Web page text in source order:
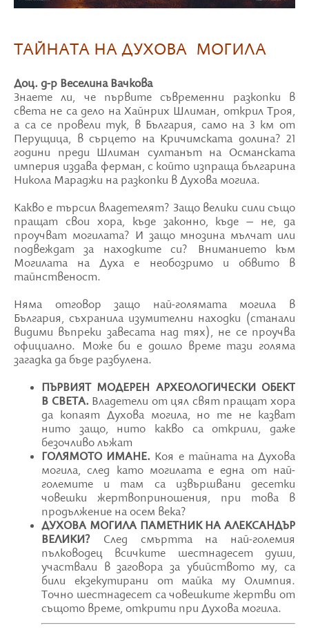
ТАЙНАТА НА ДУХОВА МОГИЛА
Доц. д-р Веселина Вачкова
Знаете ли, че първите съвременни разкопки в
света не са дело на Хайнрих Шлиман, открил Троя,
а са се провели тук, в България, само на 3 км от
Перущица, в сърцето на Кричимската долина? 21
години преди Шлиман султанът на Османската
империя издава ферман, с който изпраща българина
Никола Мараджи на разкопки в Духова могила.
Какво е търсил владетелят? Защо велики сили също
пращат свои хора, къде законно, къде – не, да
проучват могилата? И защо мнозина мълчат или
подвеждат за находките си? Вниманието към
Могилата на Духа е необозримо и обвито в
тайнственост.
Няма отговор защо най-голямата могила в
България, съхранила изумителни находки (станали
видими въпреки завесата над тях), не се проучва
официално. Може би е дошло време тази голяма
загадка да бъде разбулена.
ПЪРВИЯТ МОДЕРЕН АРХЕОЛОГИЧЕСКИ ОБЕКТ
В СВЕТА. Владетели от цял свят пращат хора
да копаят Духова могила, но те не казват
нито защо, нито какво са открили, даже
безочливо лъжат
ГОЛЯМОТО ИМАНЕ. Коя е тайната на Духова
могила, след като могилата е една от най-
големите и там са извършвани десетки
човешки жертвоприношения, при това в
продължение на осем века?
ДУХОВА МОГИЛА ПАМЕТНИК НА АЛЕКСАНДЪР
ВЕЛИКИ? След смъртта на най-големия
пълководец всичките шестнадесет души,
участвали в заговора за убийството му, са
били екзекутирани от майка му Олимпия.
Точно шестнадесет са човешките жертви от
същото време, открити при Духова могила.